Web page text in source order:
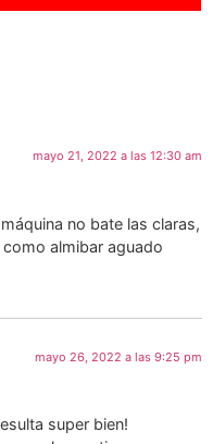
mayo 21, 2022 a las 12:30 am
no bate las claras,
almibar aguado
mayo 26, 2022 a las 9:25 pm
super bien!